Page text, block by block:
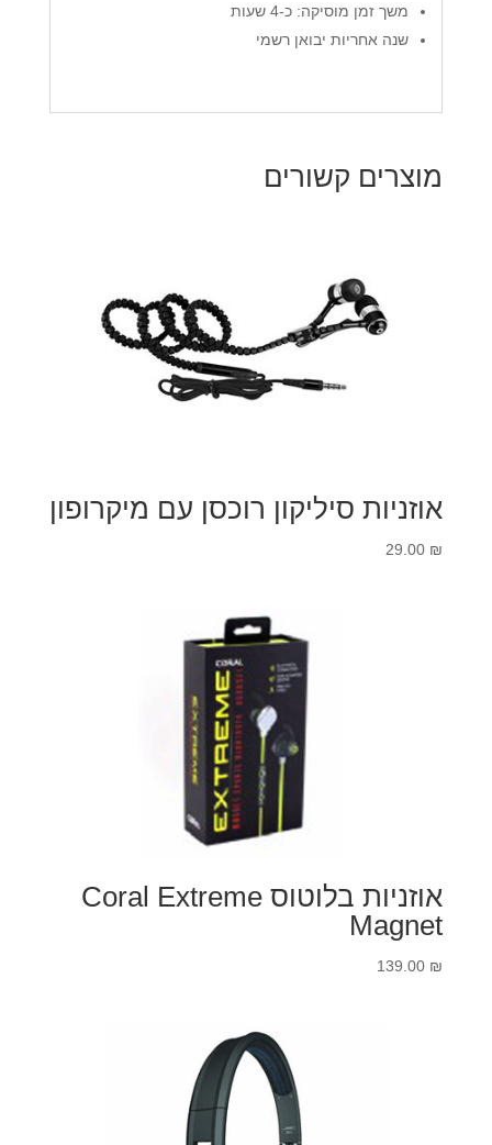
משך זמן מוסיקה: כ-4 שעות
שנה אחריות יבואן רשמי
מוצרים קשורים
אוזניות סיליקון רוכסן עם מיקרופון
29.00 ₪
אוזניות בלוטוס Coral Extreme
Magnet
139.00 ₪